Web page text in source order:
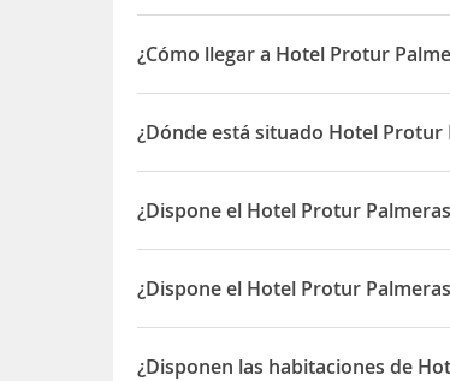
¿Cómo llegar a Hotel Protur
Este apartahotel está enSa Coma, a
En los alrededores podrás encontrar
¿Dónde está situado Hotel Protur
El Hotel Protur Palmeras Playa está
¿Dispone el Hotel Protur
Sí, el Hotel Protur Palmeras Playa
¿Dispone el Hotel Protur
Sí, el Hotel Protur Palmeras Playa
¿Disponen las habitaciones de